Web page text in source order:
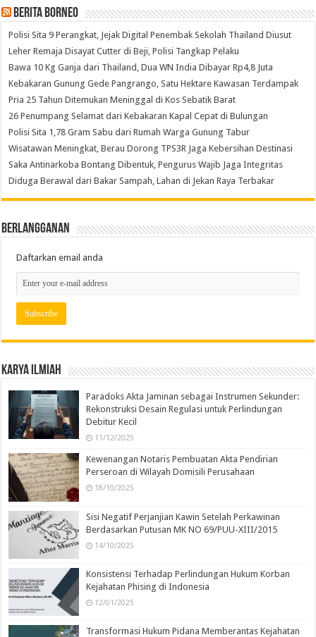
Berita Borneo
Polisi Sita 9 Perangkat, Jejak Digital Penembak Sekolah Thailand Diusut
Leher Remaja Disayat Cutter di Beji, Polisi Tangkap Pelaku
Bawa 10 Kg Ganja dari Thailand, Dua WN India Dibayar Rp4,8 Juta
Kebakaran Gunung Gede Pangrango, Satu Hektare Kawasan Terdampak
Pria 25 Tahun Ditemukan Meninggal di Kos Sebatik Barat
26 Penumpang Selamat dari Kebakaran Kapal Cepat di Bulungan
Polisi Sita 1,78 Gram Sabu dari Rumah Warga Gunung Tabur
Wisatawan Meningkat, Berau Dorong TPS3R Jaga Kebersihan Destinasi
Saka Antinarkoba Bontang Dibentuk, Pengurus Wajib Jaga Integritas
Diduga Berawal dari Bakar Sampah, Lahan di Jekan Raya Terbakar
Berlangganan
Daftarkan email anda
Karya Ilmiah
Paradoks Akta Jaminan sebagai Instrumen Sekunder:
Rekonstruksi Desain Regulasi untuk Perlindungan
Debitur Kecil
11/12/2025
Kewenangan Notaris Pembuatan Akta Pendirian
Perseroan di Wilayah Domisili Perusahaan
18/10/2025
Sisi Negatif Perjanjian Kawin Setelah Perkawinan
Berdasarkan Putusan MK NO 69/PUU-XIII/2015
14/10/2025
Konsistensi Terhadap Perlindungan Hukum Korban
Kejahatan Phising di Indonesia
12/01/2025
Transformasi Hukum Pidana Memberantas Kejahatan